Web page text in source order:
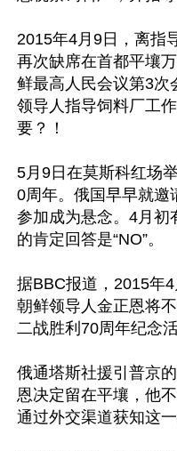
2015年4月9日，离指
再次缺席在首都平壤
鲜最高人民会议第3次
领导人指导饲料厂工
要？！
5月9日在莫斯科红场
0周年。俄国早早就邀
参加成为悬念。4月初
的肯定回答是“NO”。
据BBC报道，2015年
朝鲜领导人金正恩将
二战胜利70周年纪念活
俄通塔斯社援引普京
恩决定留在平壤，他
通过外交渠道获知这